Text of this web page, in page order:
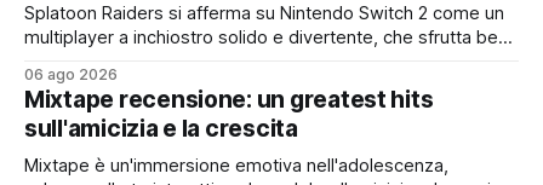
Splatoon Raiders si afferma su Nintendo Switch 2 come un
multiplayer a inchiostro solido e divertente, che sfrutta bene
con qualche limite nei contenuti
06 ago 2026
Mixtape recensione: un greatest hits
sull'amicizia e la crescita
Mixtape è un'immersione emotiva nell'adolescenza,